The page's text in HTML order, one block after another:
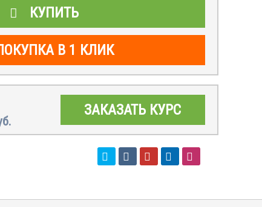
КУПИТЬ
В 1 КЛИК
ЗАКАЗАТЬ КУРС